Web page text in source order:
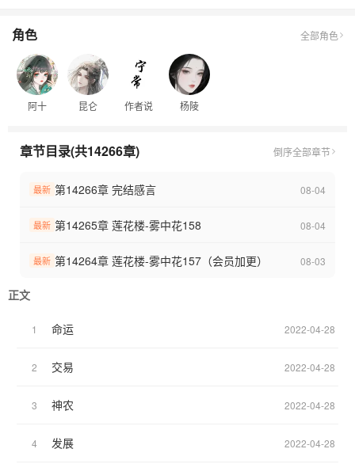
角色 全部角色
阿十 昆仑 作者说 杨陵
章节目录(共14266章) 倒序全部章节
最新 第14266章 完结感言 08-04
最新 第14265章 莲花楼-雾中花158 08-04
最新 第14264章 莲花楼-雾中花157（会员加更） 08-03
正文
1 命运 2022-04-28
2 交易 2022-04-28
3 神农 2022-04-28
4 发展 2022-04-28